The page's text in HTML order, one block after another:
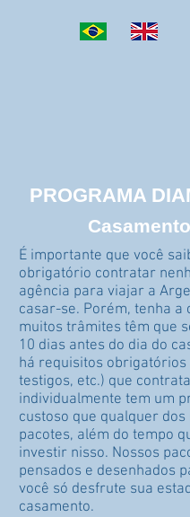
PROGRAMA
Casamento
É importante que você
obrigatório contratar
agência para viajar a
casar-se. Porém, tenha a
muitos trâmites têm que
10 dias antes do dia do
há requisitos obrigatórios
testigos, etc.) que
individualmente tem um
custoso que qualquer dos
pacotes, além do tempo
investir nisso. Nossos
pensados e desenhados
você só desfrute sua
casamento.